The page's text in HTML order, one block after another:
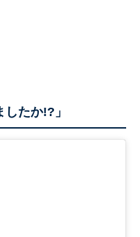
たか!?」